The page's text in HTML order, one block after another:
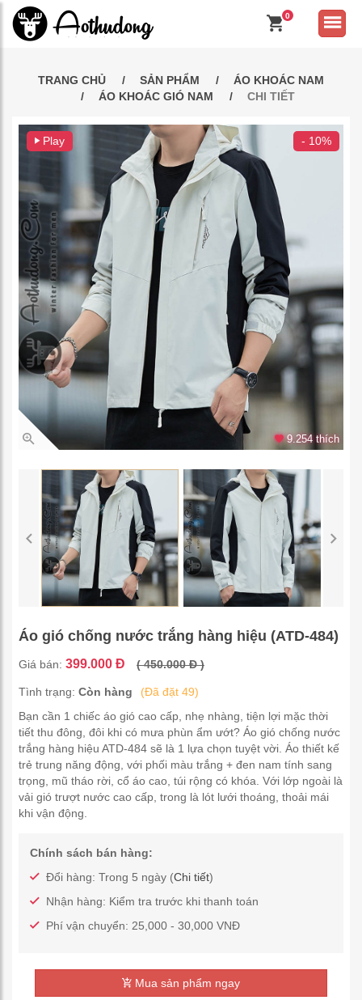
0
TRANG CHỦ SẢN PHẨM
ÁO KHOÁC NAM
ÁO KHOÁC GIÓ NAM
CHI TIẾT
- 10%
Play
9.254 thích
Áo gió chống nước trắng hàng hiệu (ATD-484)
Giá bán: 399.000 Đ ( 450.000 Đ )
Tình trạng: Còn hàng
(Đã đặt 49)
Bạn cần 1 chiếc áo gió cao cấp, nhẹ nhàng, tiện lợi mặc thời
tiết thu đông, đôi khi có mưa phùn ẩm ướt? Áo gió chống nước
trắng hàng hiệu ATD-484 sẽ là 1 lựa chọn tuyệt vời. Áo thiết kế
trẻ trung năng động, với phối màu trắng + đen nam tính sang
trọng, mũ tháo rời, cổ áo cao, túi rộng có khóa. Với lớp ngoài là
vải gió trượt nước cao cấp, trong là lót lưới thoáng, thoải mái
khi vận động.
Chính sách bán hàng:
Đổi hàng: Trong 5 ngày (Chi tiết)
Nhận hàng: Kiểm tra trước khi thanh toán
Phí vận chuyển: 25,000 - 30,000 VNĐ
Mua sản phẩm ngay